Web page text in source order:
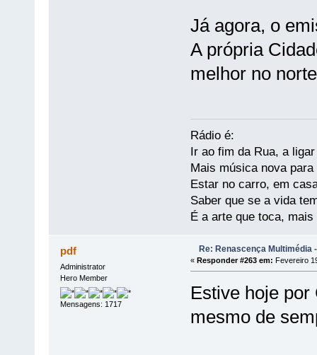
Já agora, o
A própria
melhor no
Rádio é:
Ir ao fim da Rua, a
Mais música nova
Estar no carro, em
Saber que se a vida
É a arte que toca,
pdf
Administrator
Hero Member
Mensagens: 1717
Re: Renascença Multimédia
« Responder #263 em: Fevereiro
Estive hoje
mesmo de